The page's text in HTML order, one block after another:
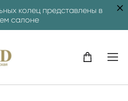
колец представлены в
салоне